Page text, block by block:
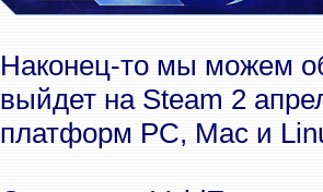
Наконец-то мы можем
выйдет на Steam 2
платформ PC, Mac и